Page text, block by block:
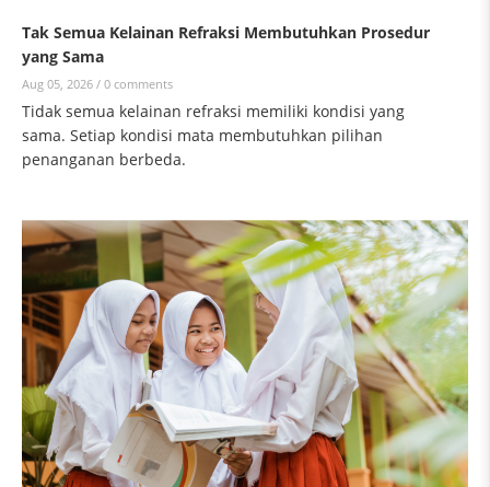
Tak Semua Kelainan Refraksi Membutuhkan Prosedur
yang Sama
Aug 05, 2026 / 0 comments
Tidak semua kelainan refraksi memiliki kondisi yang
sama. Setiap kondisi mata membutuhkan pilihan
penanganan berbeda.